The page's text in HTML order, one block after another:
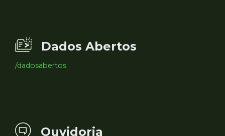
Dados Abertos
/dadosabertos
Ouvidoria